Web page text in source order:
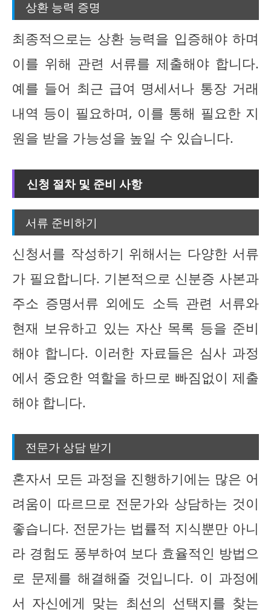
상환 능력 증명
최종적으로는 상환 능력을 입증해야 하며
이를 위해 관련 서류를 제출해야 합니다.
예를 들어 최근 급여 명세서나 통장 거래
내역 등이 필요하며, 이를 통해 필요한 지
원을 받을 가능성을 높일 수 있습니다.
신청 절차 및 준비 사항
서류 준비하기
신청서를 작성하기 위해서는 다양한 서류
가 필요합니다. 기본적으로 신분증 사본과
주소 증명서류 외에도 소득 관련 서류와
현재 보유하고 있는 자산 목록 등을 준비
해야 합니다. 이러한 자료들은 심사 과정
에서 중요한 역할을 하므로 빠짐없이 제출
해야 합니다.
전문가 상담 받기
혼자서 모든 과정을 진행하기에는 많은 어
려움이 따르므로 전문가와 상담하는 것이
좋습니다. 전문가는 법률적 지식뿐만 아니
라 경험도 풍부하여 보다 효율적인 방법으
로 문제를 해결해줄 것입니다. 이 과정에
서 자신에게 맞는 최선의 선택지를 찾는